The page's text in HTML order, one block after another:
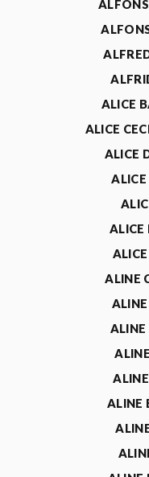
ALFONS
ALICE
ALICE
ALICE
ALICE
ALINE
ALINE
ALINE